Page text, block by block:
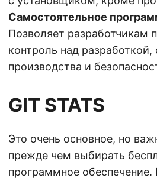
Самостоятельное
Позволяет разработчикам
контроль над разработкой,
производства и
GIT STATS
Это очень основное, но
прежде чем выбирать
программное обеспечение.